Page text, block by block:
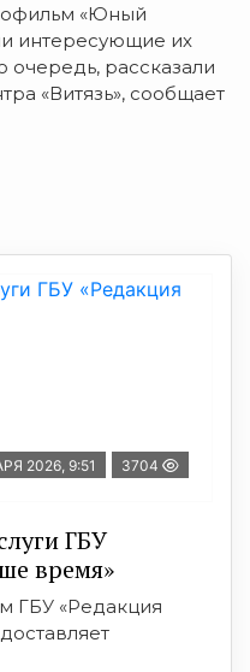
«Юный
интересующие их
очередь, рассказали
«Витязь», сообщает
2026, 9:51 3704
ГБУ
время»
ГБУ «Редакция